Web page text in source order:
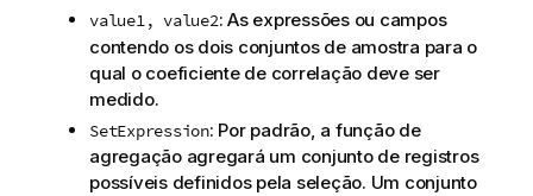
value1, value2: As expressões ou campos
contendo os dois conjuntos de amostra para o
qual o coeficiente de correlação deve ser
medido.
SetExpression: Por padrão, a função de
agregação agregará um conjunto de registros
possíveis definidos pela seleção. Um conjunto